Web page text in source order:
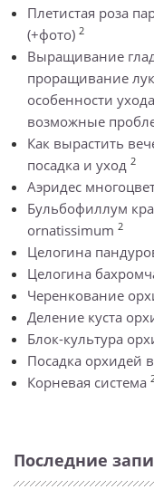
Плетистая роза
(+фото) 2
Выращивание
проращивание
особенности
возможные
Как вырастить
посадка и уход 2
Аэридес
Бульбофиллум
ornatissimum 2
Целогина
Целогина
Черенкование
Деление куста
Блок-культура
Посадка орхидей
Корневая система
Последние